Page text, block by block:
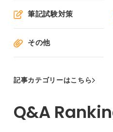
筆記試験対策
その他
記事カテゴリーはこちら